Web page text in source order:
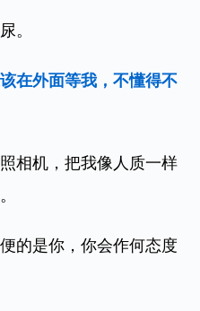
。
在外面等我，不懂得不
相机，把我像人质一样
的是你，你会作何态度